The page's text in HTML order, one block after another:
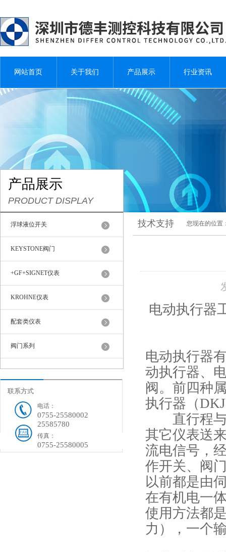
网站首页 关于我们 产品展示 行业资讯
产品展示
PRODUCT DISPLAY
浮球液位开关
KEYSTONE阀门
+GF+SIGNET仪表
KROHNE仪表
配套类仪表
阀门系列
联系方式
电话：
0755-25580002
25585780
传真：
0755-25580005
技术支持 您现在的位置
电动执行器
电动执行器
动执行器、
阀。前四种
执行器（
直行程与
其它仪表送
流电信号，
作开关、阀
以前都是由
在有机电一
使用方法都
力），一个